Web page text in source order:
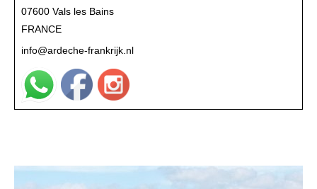
07600 Vals les Bains
FRANCE
info@ardeche-frankrijk.nl